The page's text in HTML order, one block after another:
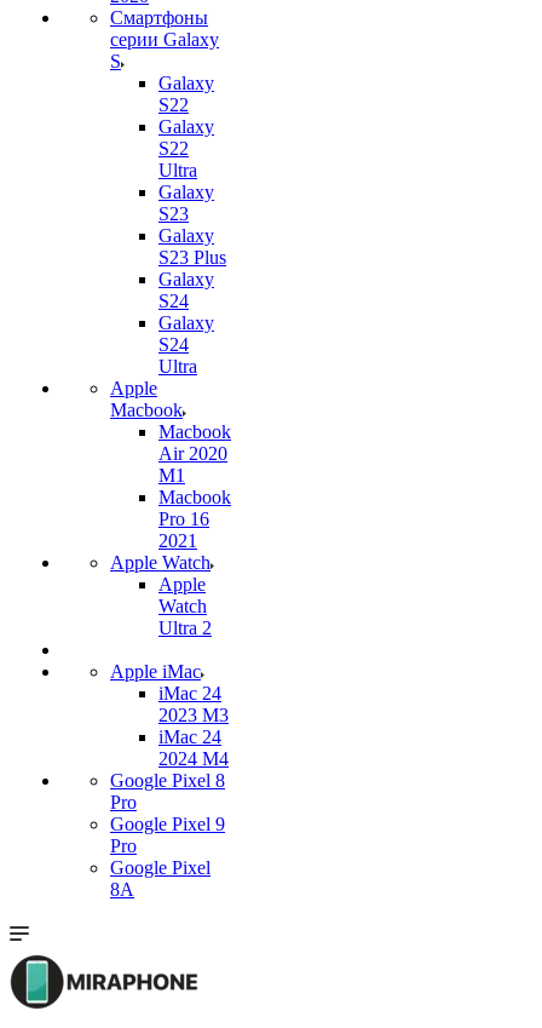
Смартфоны
серии Galaxy
S
Galaxy
S22
Galaxy
S22
Ultra
Galaxy
S23
Galaxy
S23 Plus
Galaxy
S24
Galaxy
S24
Ultra
Apple
Macbook
Macbook
Air 2020
M1
Macbook
Pro 16
2021
Apple Watch
Apple
Watch
Ultra 2
Apple iMac
iMac 24
2023 M3
iMac 24
2024 M4
Google Pixel 8
Pro
Google Pixel 9
Pro
Google Pixel
8A